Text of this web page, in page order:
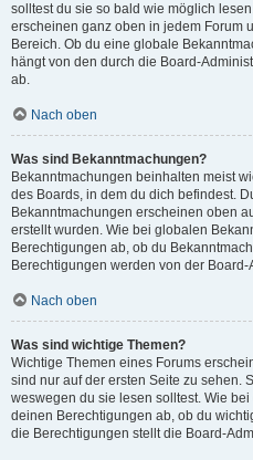
solltest du sie so bald wie möglich
erscheinen ganz oben in jedem Forum
Bereich. Ob du eine globale
hängt von den durch die Board-
ab.
Nach oben
Was sind Bekanntmachungen?
Bekanntmachungen beinhalten meist
des Boards, in dem du dich befindest.
Bekanntmachungen erscheinen oben
erstellt wurden. Wie bei globalen
Berechtigungen ab, ob du
Berechtigungen werden von der
Nach oben
Was sind wichtige Themen?
Wichtige Themen eines Forums
sind nur auf der ersten Seite zu sehen.
weswegen du sie lesen solltest. Wie
deinen Berechtigungen ab, ob du
die Berechtigungen stellt die Board-